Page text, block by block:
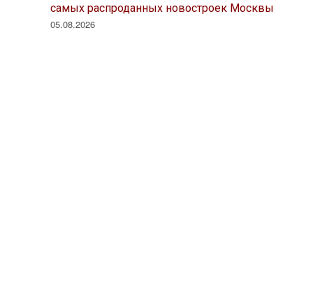
самых распроданных новостроек Москвы
05.08.2026